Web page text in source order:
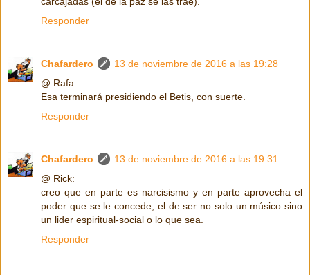
Responder
Chafardero
13 de noviembre de 2016 a las 19:28
@ Rafa:
Esa terminará presidiendo el Betis, con suerte.
Responder
Chafardero
13 de noviembre de 2016 a las 19:31
@ Rick:
creo que en parte es narcisismo y en parte aprovecha el
poder que se le concede, el de ser no solo un músico sino
un lider espiritual-social o lo que sea.
Responder